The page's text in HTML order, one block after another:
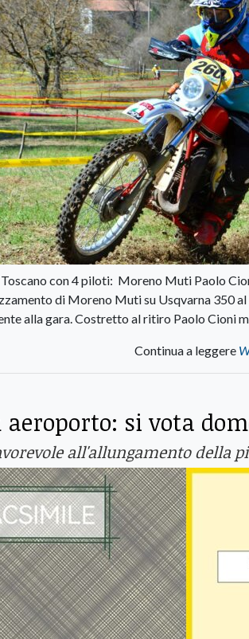
con 4 piloti: Moreno Muti Paolo
di Moreno Muti su Usqvarna 350
alla gara. Costretto al ritiro Paolo Cioni
Continua a leggere
aeroporto: si vota
all'allungamento della